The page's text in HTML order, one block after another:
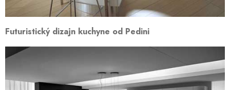
Futuristický dizajn kuchyne od Pedini